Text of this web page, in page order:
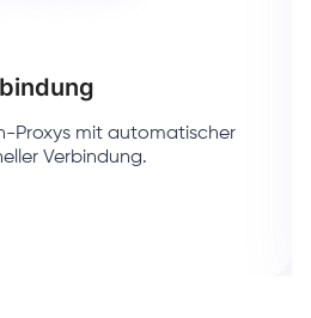
Proxys mit automatischer
Verbindung.